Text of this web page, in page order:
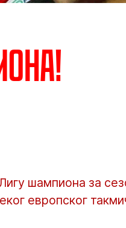
шампиона за
европског